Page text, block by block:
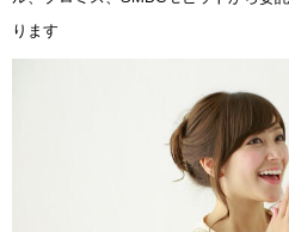
ります